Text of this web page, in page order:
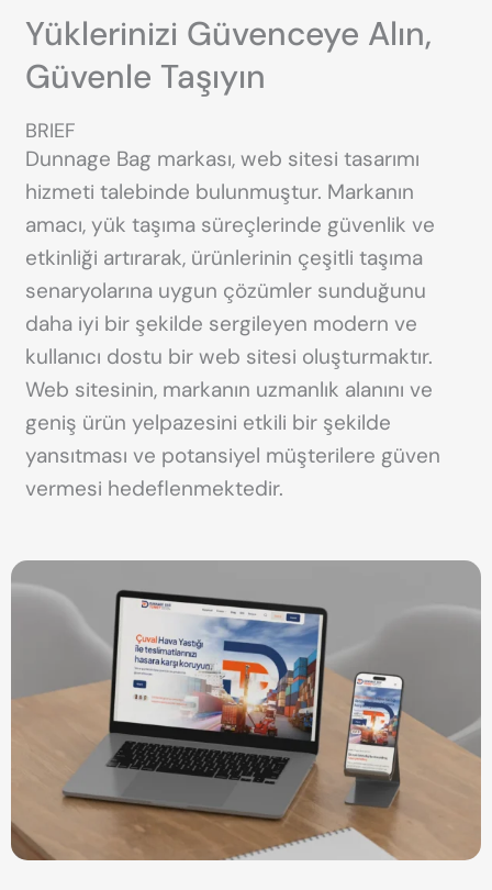
Yüklerinizi Güvenceye Alın,
Güvenle Taşıyın
BRIEF
Dunnage Bag markası, web sitesi tasarımı
hizmeti talebinde bulunmuştur. Markanın
amacı, yük taşıma süreçlerinde güvenlik ve
etkinliği artırarak, ürünlerinin çeşitli taşıma
senaryolarına uygun çözümler sunduğunu
daha iyi bir şekilde sergileyen modern ve
kullanıcı dostu bir web sitesi oluşturmaktır.
Web sitesinin, markanın uzmanlık alanını ve
geniş ürün yelpazesini etkili bir şekilde
yansıtması ve potansiyel müşterilere güven
vermesi hedeflenmektedir.